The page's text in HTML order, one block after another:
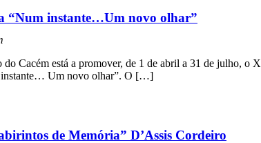
“Num instante…Um novo olhar”
Cacém está a promover, de 1 de abril a 31 de julho, o X
instante… Um novo olhar”. O […]
de Memória” D’Assis Cordeiro